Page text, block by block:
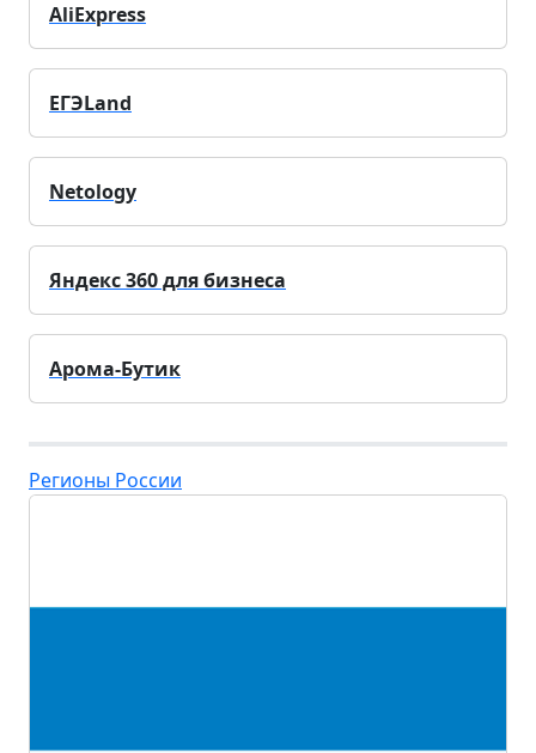
AliExpress
ЕГЭLand
Netology
Яндекс 360 для бизнеса
Арома-Бутик
Регионы России